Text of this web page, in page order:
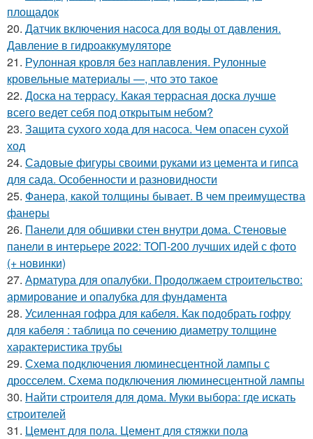
площадок
20. Датчик включения насоса для воды от давления.
Давление в гидроаккумуляторе
21. Рулонная кровля без наплавления. Рулонные
кровельные материалы —, что это такое
22. Доска на террасу. Какая террасная доска лучше
всего ведет себя под открытым небом?
23. Защита сухого хода для насоса. Чем опасен сухой
ход
24. Садовые фигуры своими руками из цемента и гипса
для сада. Особенности и разновидности
25. Фанера, какой толщины бывает. В чем преимущества
фанеры
26. Панели для обшивки стен внутри дома. Стеновые
панели в интерьере 2022: ТОП-200 лучших идей с фото
(+ новинки)
27. Арматура для опалубки. Продолжаем строительство:
армирование и опалубка для фундамента
28. Усиленная гофра для кабеля. Как подобрать гофру
для кабеля : таблица по сечению диаметру толщине
характеристика трубы
29. Схема подключения люминесцентной лампы с
дросселем. Схема подключения люминесцентной лампы
30. Найти строителя для дома. Муки выбора: где искать
строителей
31. Цемент для пола. Цемент для стяжки пола